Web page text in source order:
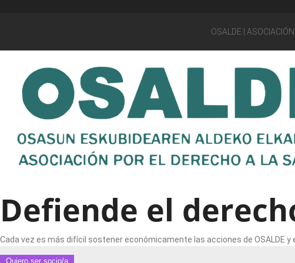
OSALDE |
Defiende el
Cada vez es más difícil sostener económicamente las acciones de OSALDE
Quiero ser socio/a